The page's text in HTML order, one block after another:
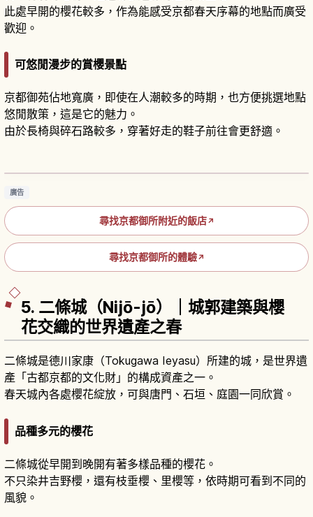
此處早開的櫻花較多，作為能感受京都春天序幕的地點而廣受
歡迎。
可悠閒漫步的賞櫻景點
京都御苑佔地寬廣，即使在人潮較多的時期，也方便挑選地點
悠閒散策，這是它的魅力。
由於長椅與碎石路較多，穿著好走的鞋子前往會更舒適。
廣告
尋找京都御所附近的飯店↗
尋找京都御所的體驗↗
5. 二條城（Nijō-jō）｜城郭建築與櫻
花交織的世界遺產之春
二條城是德川家康（Tokugawa Ieyasu）所建的城，是世界遺
產「古都京都的文化財」的構成資產之一。
春天城內各處櫻花綻放，可與唐門、石垣、庭園一同欣賞。
品種多元的櫻花
二條城從早開到晚開有著多樣品種的櫻花。
不只染井吉野櫻，還有枝垂櫻、里櫻等，依時期可看到不同的
風貌。